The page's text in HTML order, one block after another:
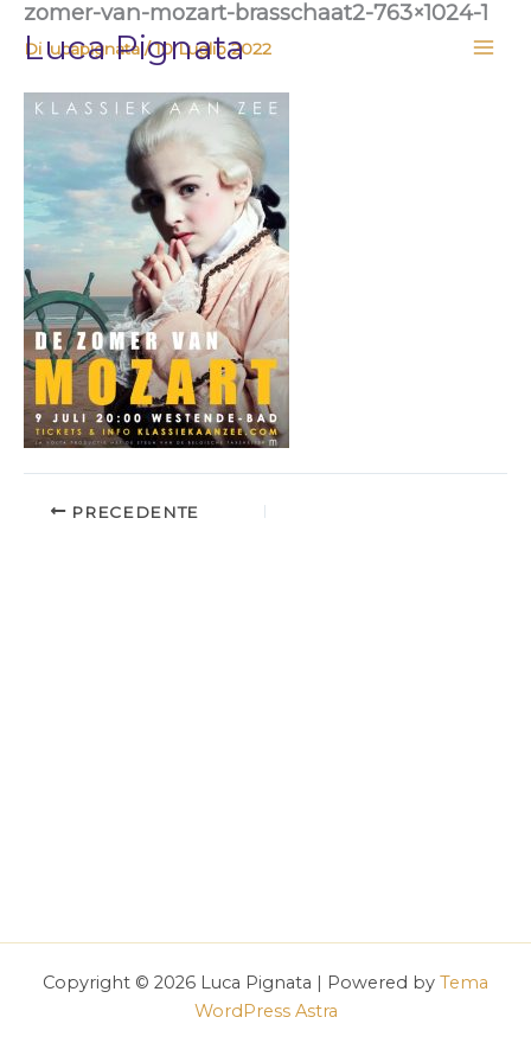
contenuto
Luca Pignata
zomer-van-mozart-brasschaat2-763×1024-1
Di lucapignata /10 Luglio 2022
PRECEDENTE
Copyright © 2026 Luca Pignata | Powered by Tema
WordPress Astra